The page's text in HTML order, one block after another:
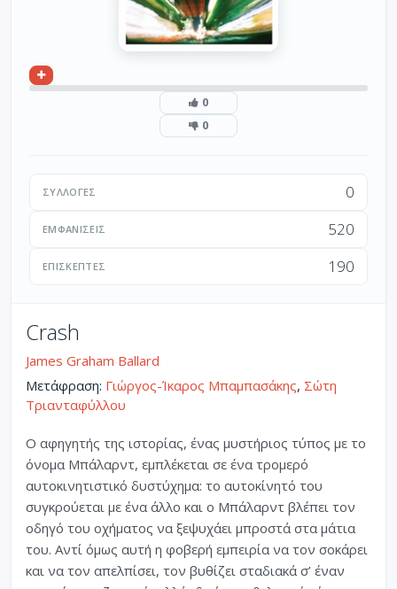
0
0
ΣΥΛΛΟΓΈΣ 0
ΕΜΦΑΝΊΣΕΙΣ 520
ΕΠΙΣΚΈΠΤΕΣ 190
Crash
James Graham Ballard
Μετάφραση: Γιώργος-Ίκαρος Μπαμπασάκης, Σώτη
Τριανταφύλλου
Ο αφηγητής της ιστορίας, ένας μυστήριος τύπος με το
όνομα Μπάλαρντ, εμπλέκεται σε ένα τρομερό
αυτοκινητιστικό δυστύχημα: το αυτοκίνητό του
συγκρούεται με ένα άλλο και ο Μπάλαρντ βλέπει τον
οδηγό του οχήματος να ξεψυχάει μπροστά στα μάτια
του. Αντί όμως αυτή η φοβερή εμπειρία να τον σοκάρει
και να τον απελπίσει, τον βυθίζει σταδιακά σ’ έναν